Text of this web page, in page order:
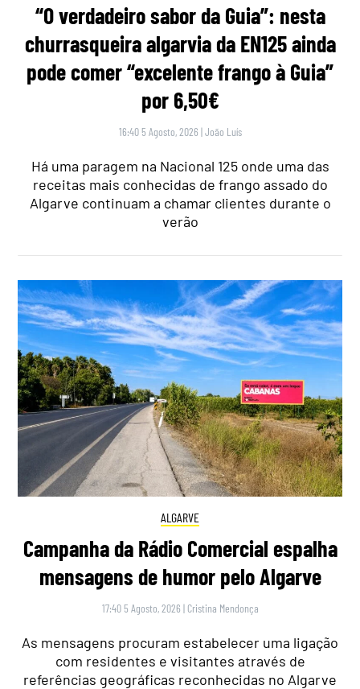
“O verdadeiro sabor da Guia”: nesta
churrasqueira algarvia da EN125 ainda
pode comer “excelente frango à Guia”
por 6,50€
16:40 5 Agosto, 2026 |João Luís
Há uma paragem na Nacional 125 onde uma das
receitas mais conhecidas de frango assado do
Algarve continuam a chamar clientes durante o
verão
ALGARVE
Campanha da Rádio Comercial espalha
mensagens de humor pelo Algarve
17:40 5 Agosto, 2026 | Cristina Mendonça
As mensagens procuram estabelecer uma ligação
com residentes e visitantes através de
referências geográficas reconhecidas no Algarve